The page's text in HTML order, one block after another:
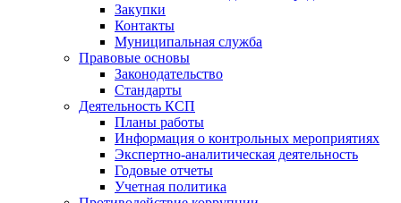
Закупки
Контакты
Муниципальная служба
Правовые основы
Законодательство
Стандарты
Деятельность КСП
Планы работы
Информация о контрольных мероприятиях
Экспертно-аналитическая деятельность
Годовые отчеты
Учетная политика